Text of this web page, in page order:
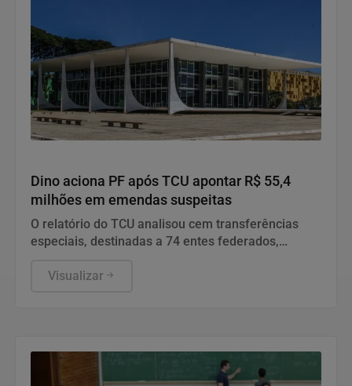
Dino aciona PF após TCU apontar R$ 55,4
milhões em emendas suspeitas
O relatório do TCU analisou cem transferências
especiais, destinadas a 74 entes federados,
recursos fiscalizados.
Visualizar